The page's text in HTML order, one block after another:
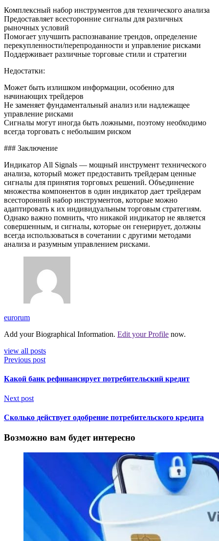
Комплексный набор инструментов для технического анализа
Предоставляет всесторонние сигналы для различных
рыночных условий
Помогает улучшить распознавание трендов, определение
перекупленности/перепроданности и управление рисками
Поддерживает различные торговые стили и стратегии
Недостатки:
Может быть излишком информации, особенно для
начинающих трейдеров
Не заменяет фундаментальный анализ или надлежащее
управление рисками
Сигналы могут иногда быть ложными, поэтому необходимо
всегда торговать с небольшим риском
### Заключение
Индикатор All Signals — мощный инструмент технического
анализа, который может предоставить трейдерам ценные
сигналы для принятия торговых решений. Объединение
множества компонентов в один индикатор дает трейдерам
всесторонний набор инструментов, которые можно
адаптировать к их индивидуальным торговым стратегиям.
Однако важно помнить, что никакой индикатор не является
совершенным, и сигналы, которые он генерирует, должны
всегда использоваться в сочетании с другими методами
анализа и разумным управлением рисками.
eurorum
Add your Biographical Information. Edit your Profile now.
view all posts
Previous post
Какой банк рефинансирует потребительский кредит
Next post
Сколько действует одобрение потребительского кредита
Возможно вам будет интересно